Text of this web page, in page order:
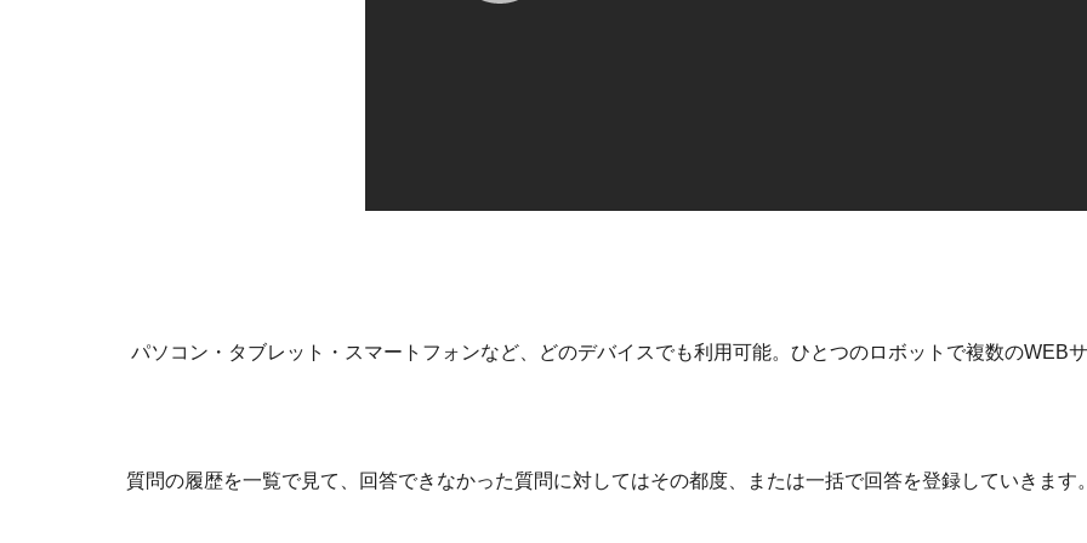
パソコン・タブレット・スマートフォンなど、どのデバイスでも利用可能。ひとつのロボットで複数のWEB
質問の履歴を一覧で見て、回答できなかった質問に対してはその都度、または一括で回答を登録していきま